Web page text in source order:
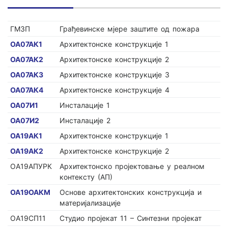
ГМЗП
Грађевинске мјере заштите од пожара
ОА07АК1
Архитектонске конструкције 1
ОА07АК2
Архитектонске конструкције 2
ОА07АК3
Архитектонске конструкције 3
ОА07АК4
Архитектонске конструкције 4
ОА07И1
Инсталације 1
ОА07И2
Инсталације 2
ОА19АК1
Архитектонске конструкције 1
ОА19АК2
Архитектонске конструкције 2
ОА19АПУРК
Архитектонско пројектовање у реалном
контексту (АП)
ОА19ОАКМ
Основе архитектонских конструкција и
материјализације
ОА19СП11
Студио пројекат 11 – Синтезни пројекат